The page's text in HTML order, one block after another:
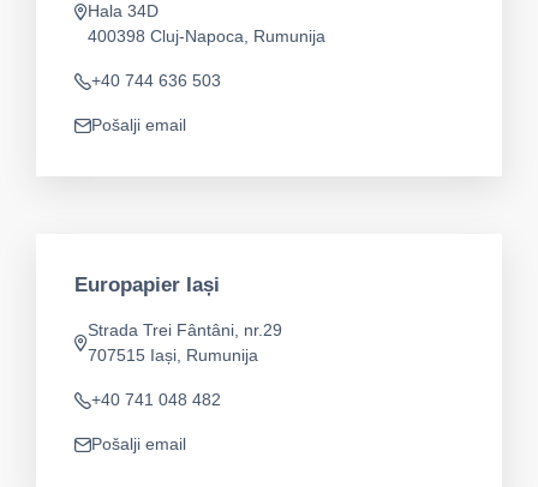
app.address
Hala 34D
400398 Cluj-Napoca, Rumunija
Telefon
+40 744 636 503
app.mail
Pošalji email
Europapier Iași
app.address
Strada Trei Fântâni, nr.29
707515 Iași, Rumunija
Telefon
+40 741 048 482
app.mail
Pošalji email